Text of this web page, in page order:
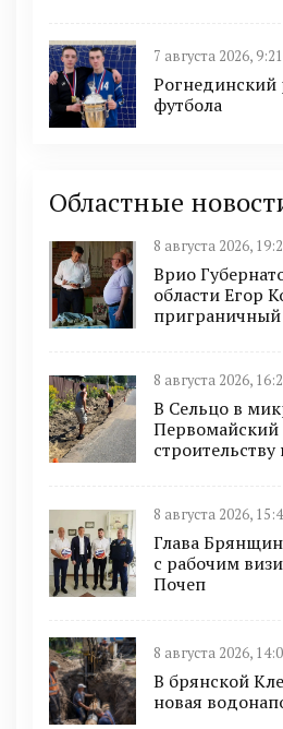
7 августа 2026, 9:21
Рогнединский
футбола
Областные
8 августа 2026,
Врио
области Егор
8 августа 2026,
В Сельцо в
Первомайский
8 августа 2026,
Глава
с рабочим
Почеп
8 августа 2026,
В брянской
новая